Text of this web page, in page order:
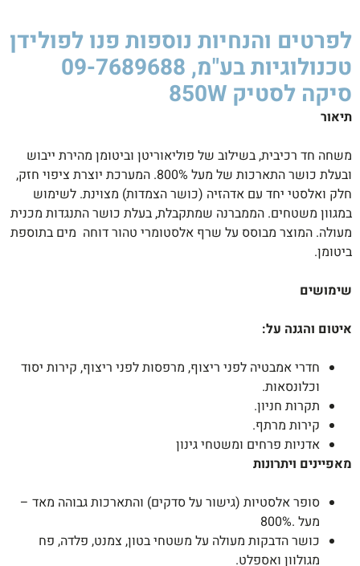
לפרטים והנחיות נוספות פנו לפולידן
טכנולוגיות בע"מ, 09-7689688
סיקה לסטיק 850W ​
תיאור
משחה חד רכיבית, בשילוב של פוליאוריטן וביטומן מהירת ייבוש
ובעלת כושר התארכות של מעל 800%. המערכת יוצרת ציפוי חזק,
חלק ואלסטי יחד עם אדהזיה (כושר הצמדות) מצוינת. לשימוש
במגוון משטחים. הממברנה שמתקבלת, בעלת כושר התנגדות מכנית
מעולה. המוצר מבוסס על שרף אלסטומרי טהור דוחה מים בתוספת
ביטומן.
שימושים
איטום והגנה על:
חדרי אמבטיה לפני ריצוף, מרפסות לפני ריצוף, קירות יסוד
וכלונסאות.
תקרות חניון.
קירות מרתף.
אדניות פרחים ומשטחי גינון
מאפיינים ויתרונות
סופר אלסטיות (גישור על סדקים) והתארכות גבוהה מאד –
מעל .800%
כושר הדבקות מעולה על משטחי בטון, צמנט, פלדה, פח
מגולוון ואספלט.